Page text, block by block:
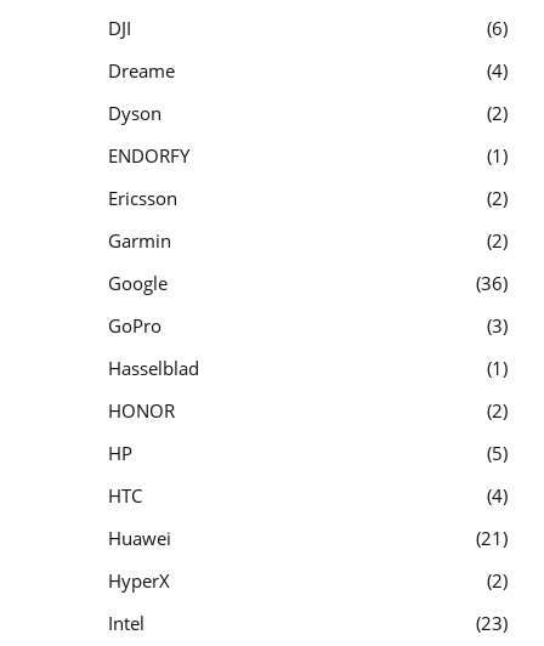
DJI
6
Dreame
4
Dyson
2
ENDORFY
1
Ericsson
2
Garmin
2
Google
36
GoPro
3
Hasselblad
1
HONOR
2
HP
5
HTC
4
Huawei
21
HyperX
2
Intel
23